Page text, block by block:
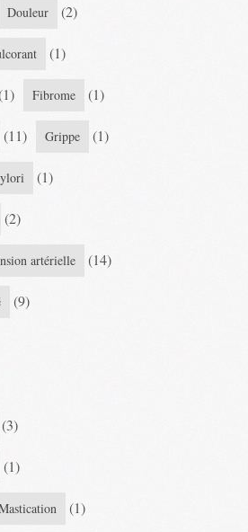
Douleur (2)
(1)
Fibrome (1)
(11) Grippe (1)
(1)
(2)
artérielle (14)
(9)
(3)
(1)
(1)